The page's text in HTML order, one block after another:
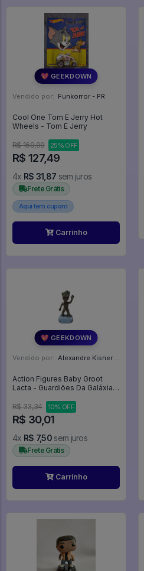
💖 GEEKDOWN
Vendido por: Funkorror - PR
Cool One Tom E Jerry Hot
Wheels - Tom E Jerry
R$ 169,99 25% OFF
R$ 127,49
4x R$ 31,87 sem juros
Frete Grátis
Aqui tem cupom
Carrinho
💖 GEEKDOWN
Vendido por: Alexandre Kisner - PR
Action Figures Baby Groot
Lacta - Guardiões Da Galáxia
R$ 33,34
10% OFF
R$ 30,01
4x R$ 7,50 sem juros
Frete Grátis
Carrinho